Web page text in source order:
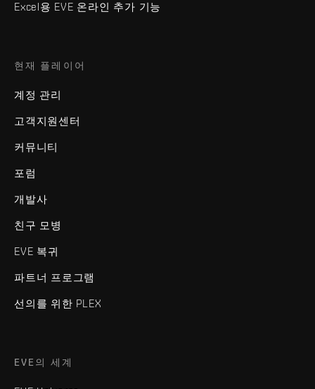
Excel용 EVE 온라인 추가 기능
현재 플레이어
계정 관리
고객지원센터
커뮤니티
포럼
개발사
친구 모병
EVE 복귀
파트너 프로그램
선의를 위한 PLEX
EVE의 세계